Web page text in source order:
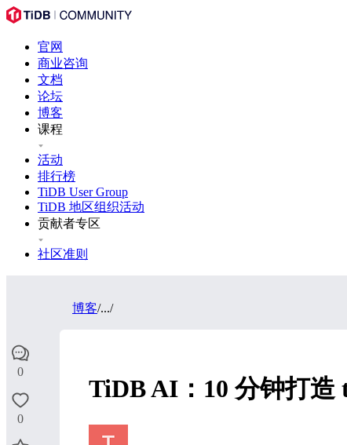
官网
商业咨询
文档
论坛
博客
课程
活动
排行榜
TiDB User Group
TiDB 地区组织活动
贡献者专区
社区准则
0
0
博客/.../
TiDB AI：10 分钟打